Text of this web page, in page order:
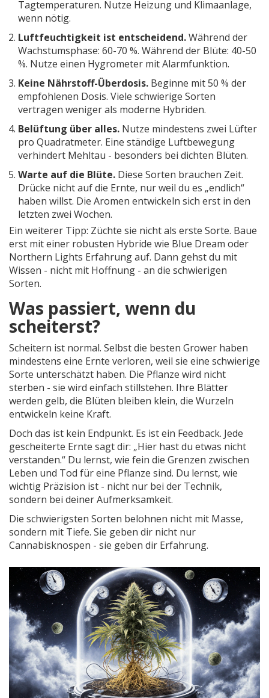
Tagtemperaturen. Nutze Heizung und Klimaanlage,
wenn nötig.
Luftfeuchtigkeit ist entscheidend.Während der
Wachstumsphase: 60-70 %. Während der Blüte: 40-50
%. Nutze einen Hygrometer mit Alarmfunktion.
Keine Nährstoff-Überdosis. Beginne mit 50 % der
empfohlenen Dosis. Viele schwierige Sorten
vertragen weniger als moderne Hybriden.
Belüftung über alles. Nutze mindestens zwei Lüfter
pro Quadratmeter. Eine ständige Luftbewegung
verhindert Mehltau - besonders bei dichten Blüten.
Warte auf die Blüte. Diese Sorten brauchen Zeit.
Drücke nicht auf die Ernte, nur weil du es „endlich“
haben willst. Die Aromen entwickeln sich erst in den
letzten zwei Wochen.
Ein weiterer Tipp: Züchte sie nicht als erste Sorte. Baue
erst mit einer robusten Hybride wie Blue Dream oder
Northern Lights Erfahrung auf. Dann gehst du mit
Wissen - nicht mit Hoffnung - an die schwierigen
Sorten.
Was passiert, wenn du
scheiterst?
Scheitern ist normal. Selbst die besten Grower haben
mindestens eine Ernte verloren, weil sie eine schwierige
Sorte unterschätzt haben. Die Pflanze wird nicht
sterben - sie wird einfach stillstehen. Ihre Blätter
werden gelb, die Blüten bleiben klein, die Wurzeln
entwickeln keine Kraft.
Doch das ist kein Endpunkt. Es ist ein Feedback. Jede
gescheiterte Ernte sagt dir: „Hier hast du etwas nicht
verstanden.“ Du lernst, wie fein die Grenzen zwischen
Leben und Tod für eine Pflanze sind. Du lernst, wie
wichtig Präzision ist - nicht nur bei der Technik,
sondern bei deiner Aufmerksamkeit.
Die schwierigsten Sorten belohnen nicht mit Masse,
sondern mit Tiefe. Sie geben dir nicht nur
Cannabisknospen - sie geben dir Erfahrung.